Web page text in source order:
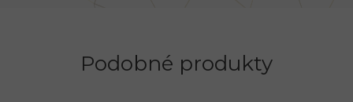
Podobné produkty